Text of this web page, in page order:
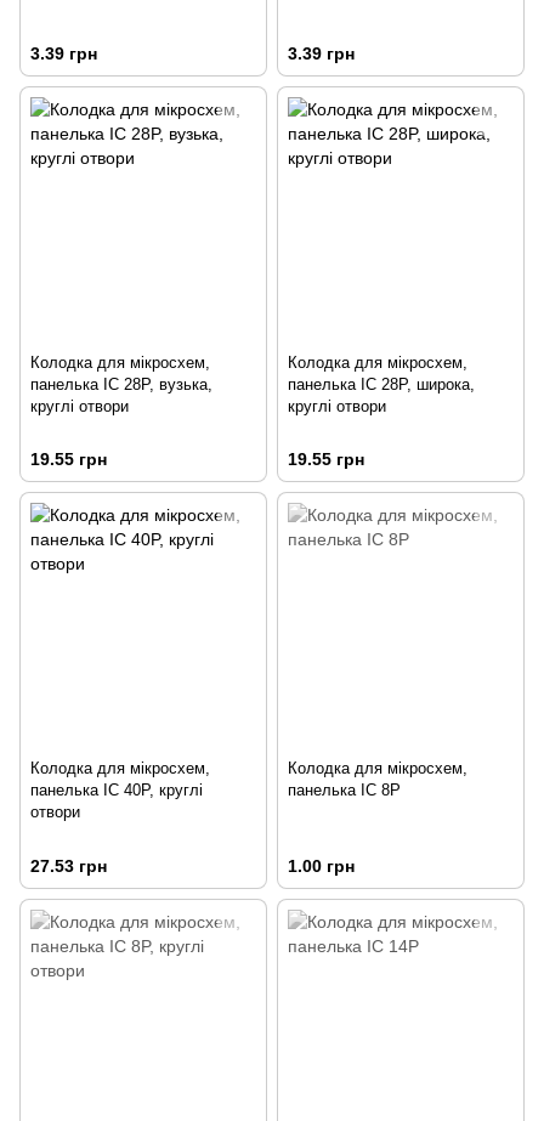
3.39 грн 3.39 грн
Колодка для мікросхем,
панелька IC 28P, вузька,
круглі отвори
19.55 грн
Колодка для мікросхем,
панелька IC 28P, широка,
круглі отвори
19.55 грн
Колодка для мікросхем,
панелька IC 40P, круглі
отвори
27.53 грн
Колодка для мікросхем,
панелька IC 8P
1.00 грн